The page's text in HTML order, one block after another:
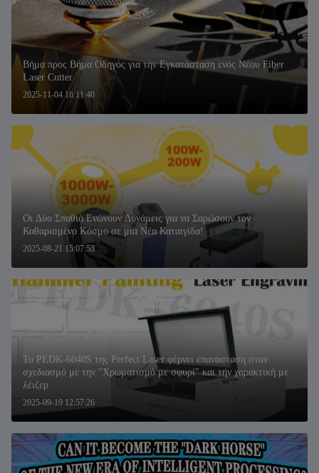
2025-11-04 16:11:40
Βήμα προς Βήμα Οδηγός για την Εγκατάσταση ενός Νέου Fiber
Laser Cutter
2025-08-21 15:07:53
Οι Δύο Σπαθιά Ενώνουν Δυνάμεις για να Σαρώσουν τον
Καθαρισμένο Κόσμο σε μια Νέα Καταιγίδα!
2025-09-19 12:57:26
Το PEDK-6040S της Perfect Laser φέρνει επανάσταση στον
σχεδιασμό με την "Χρωματισμό με σφυρί" και την χαρακτική με
λέιζερ